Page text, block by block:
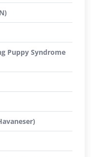
Puppy Syndrome